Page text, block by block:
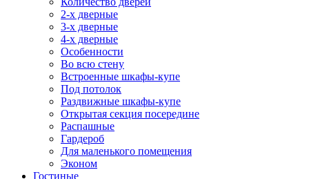
2-х дверные
3-х дверные
4-х дверные
Особенности
Во всю стену
Встроенные шкафы-купе
Под потолок
Раздвижные шкафы-купе
Открытая секция посередине
Распашные
Гардероб
Для маленького помещения
Эконом
Гостиные